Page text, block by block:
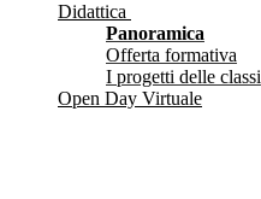
Didattica
Panoramica
Offerta formativa
I progetti delle classi
Open Day Virtuale